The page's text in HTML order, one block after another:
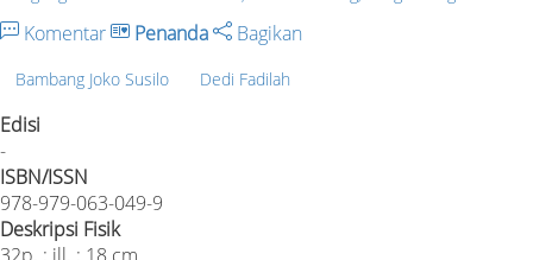
Komentar Penanda Bagikan
Bambang Joko Susilo Dedi Fadilah
Edisi
-
ISBN/ISSN
978-979-063-049-9
Deskripsi Fisik